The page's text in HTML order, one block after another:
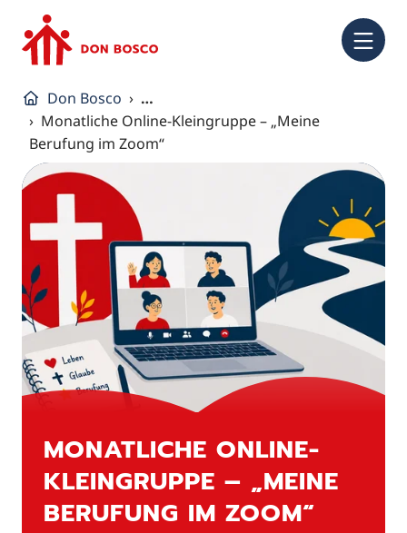
Don Bosco
…
Monatliche Online-Kleingruppe – „Meine
Berufung im Zoom“
MONATLICHE ONLINE-
KLEINGRUPPE – „MEINE
BERUFUNG IM ZOOM“